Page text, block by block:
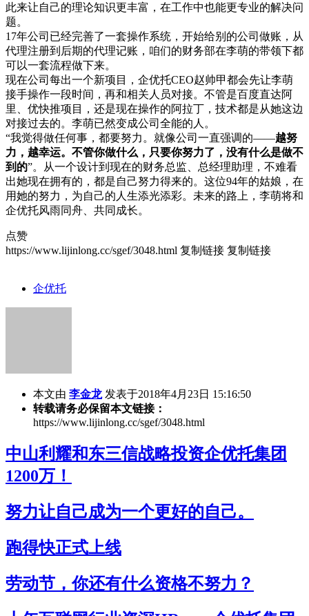
此来让自己的理论知识更丰富，在工作中也能更专业的解决问
题。
17年公司已经完善了一套操作系统，开始给别的公司做账，从
代理注册到后期的代理记账，咱们的财务部在李萌的带领下都
可以一套流程做下来。
现在公司每出一个新项目，企优托CEO赵帅甲都会先让李萌
接手操作一段时间，再和相关人员对接。不管是百度直达阿
里、优快推项目，还是现在操作的阿拉丁，技术都是从她这边
对接过去的。李萌已然变成公司全能的人。
“我觉得做任何事，都要努力。就像公司一直强调的——越努
力，越幸运。不管你做什么，只要你努力了，没有什么是做不
到的”。从一个设计到现在的财务总监、总经理助理，不难看
出她现在拥有的，都是自己努力得来的。这位94年的姑娘，在
用她的努力，为自己的人生添光添彩。未来的路上，李萌将和
企优托风雨同舟、共同成长。
点赞
https://www.lijinlong.cc/sgef/3048.html 复制链接 复制链接
企优托
本文由 李金龙 发表于2018年4月23日 15:16:50
转载请务必保留本文链接：
https://www.lijinlong.cc/sgef/3048.html
中山利耀和东三信战略投资企优托集团
1200万！
努力让自己成为一个更好的自己。
跑得快正式上线
劳动节，你还有什么资格不努力？